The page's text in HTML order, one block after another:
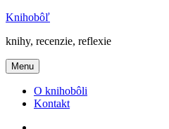
Prejsť
obsah
Knihobôľ
knihy, recenzie, reflexie
Menu
O knihobôli
Kontakt